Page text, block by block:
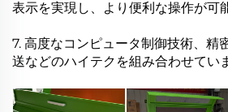
表示を実現し、より便利な操作が可
7. 高度なコンピュータ制御技術、精
送などのハイテクを組み合わせてい